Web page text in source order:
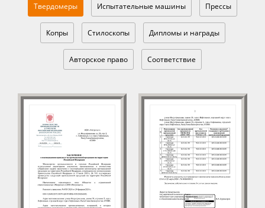
Твердомеры Испытательные машины Прессы
Копры Стилоскопы Дипломы и награды
Авторское право Соответствие